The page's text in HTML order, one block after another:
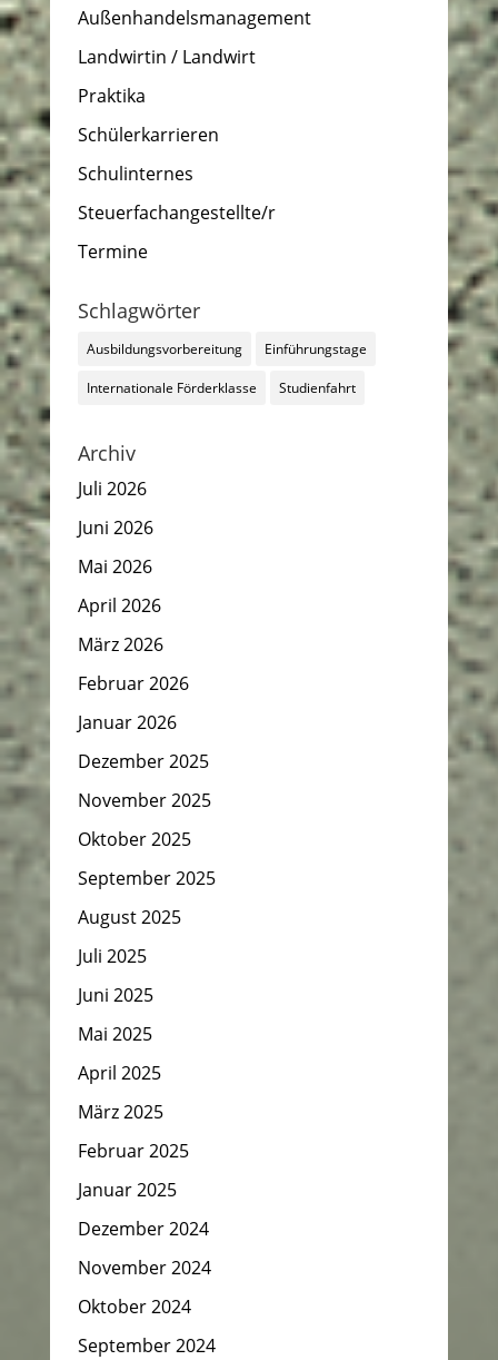
Außenhandelsmanagement
Landwirtin / Landwirt
Praktika
Schülerkarrieren
Schulinternes
Steuerfachangestellte/r
Termine
Schlagwörter
Ausbildungsvorbereitung Einführungstage
Internationale Förderklasse Studienfahrt
Archiv
Juli 2026
Juni 2026
Mai 2026
April 2026
März 2026
Februar 2026
Januar 2026
Dezember 2025
November 2025
Oktober 2025
September 2025
August 2025
Juli 2025
Juni 2025
Mai 2025
April 2025
März 2025
Februar 2025
Januar 2025
Dezember 2024
November 2024
Oktober 2024
September 2024